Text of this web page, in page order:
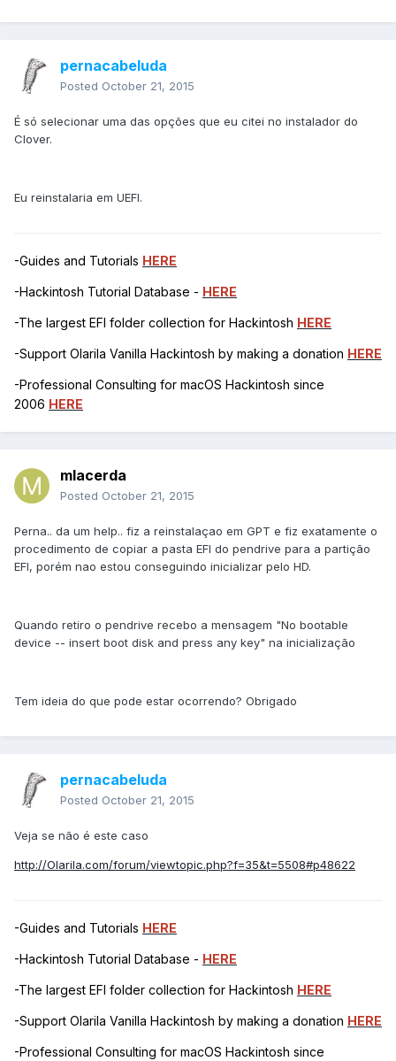
pernacabeluda
Posted October 21, 2015
É só selecionar uma das opções que eu citei no instalador do
Clover.
Eu reinstalaria em UEFI.
-Guides and Tutorials HERE
-Hackintosh Tutorial Database - HERE
-The largest EFI folder collection for Hackintosh HERE
-Support Olarila Vanilla Hackintosh by making a donation HERE
-Professional Consulting for macOS Hackintosh since
2006 HERE
mlacerda
Posted October 21, 2015
Perna.. da um help.. fiz a reinstalaçao em GPT e fiz exatamente o
procedimento de copiar a pasta EFI do pendrive para a partição
EFI, porém nao estou conseguindo inicializar pelo HD.
Quando retiro o pendrive recebo a mensagem "No bootable
device -- insert boot disk and press any key" na inicialização
Tem ideia do que pode estar ocorrendo? Obrigado
pernacabeluda
Posted October 21, 2015
Veja se não é este caso
http://Olarila.com/forum/viewtopic.php?f=35&t=5508#p48622
-Guides and Tutorials HERE
-Hackintosh Tutorial Database - HERE
-The largest EFI folder collection for Hackintosh HERE
-Support Olarila Vanilla Hackintosh by making a donation HERE
-Professional Consulting for macOS Hackintosh since